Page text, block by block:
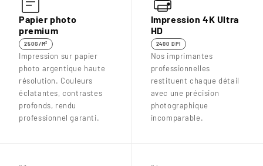
Papier photo
premium
250G/M²
Impression sur papier
photo argentique haute
résolution. Couleurs
éclatantes, contrastes
profonds, rendu
professionnel garanti.
Impression 4K Ultra
HD
2400 DPI
Nos imprimantes
professionnelles
restituent chaque détail
avec une précision
photographique
incomparable.